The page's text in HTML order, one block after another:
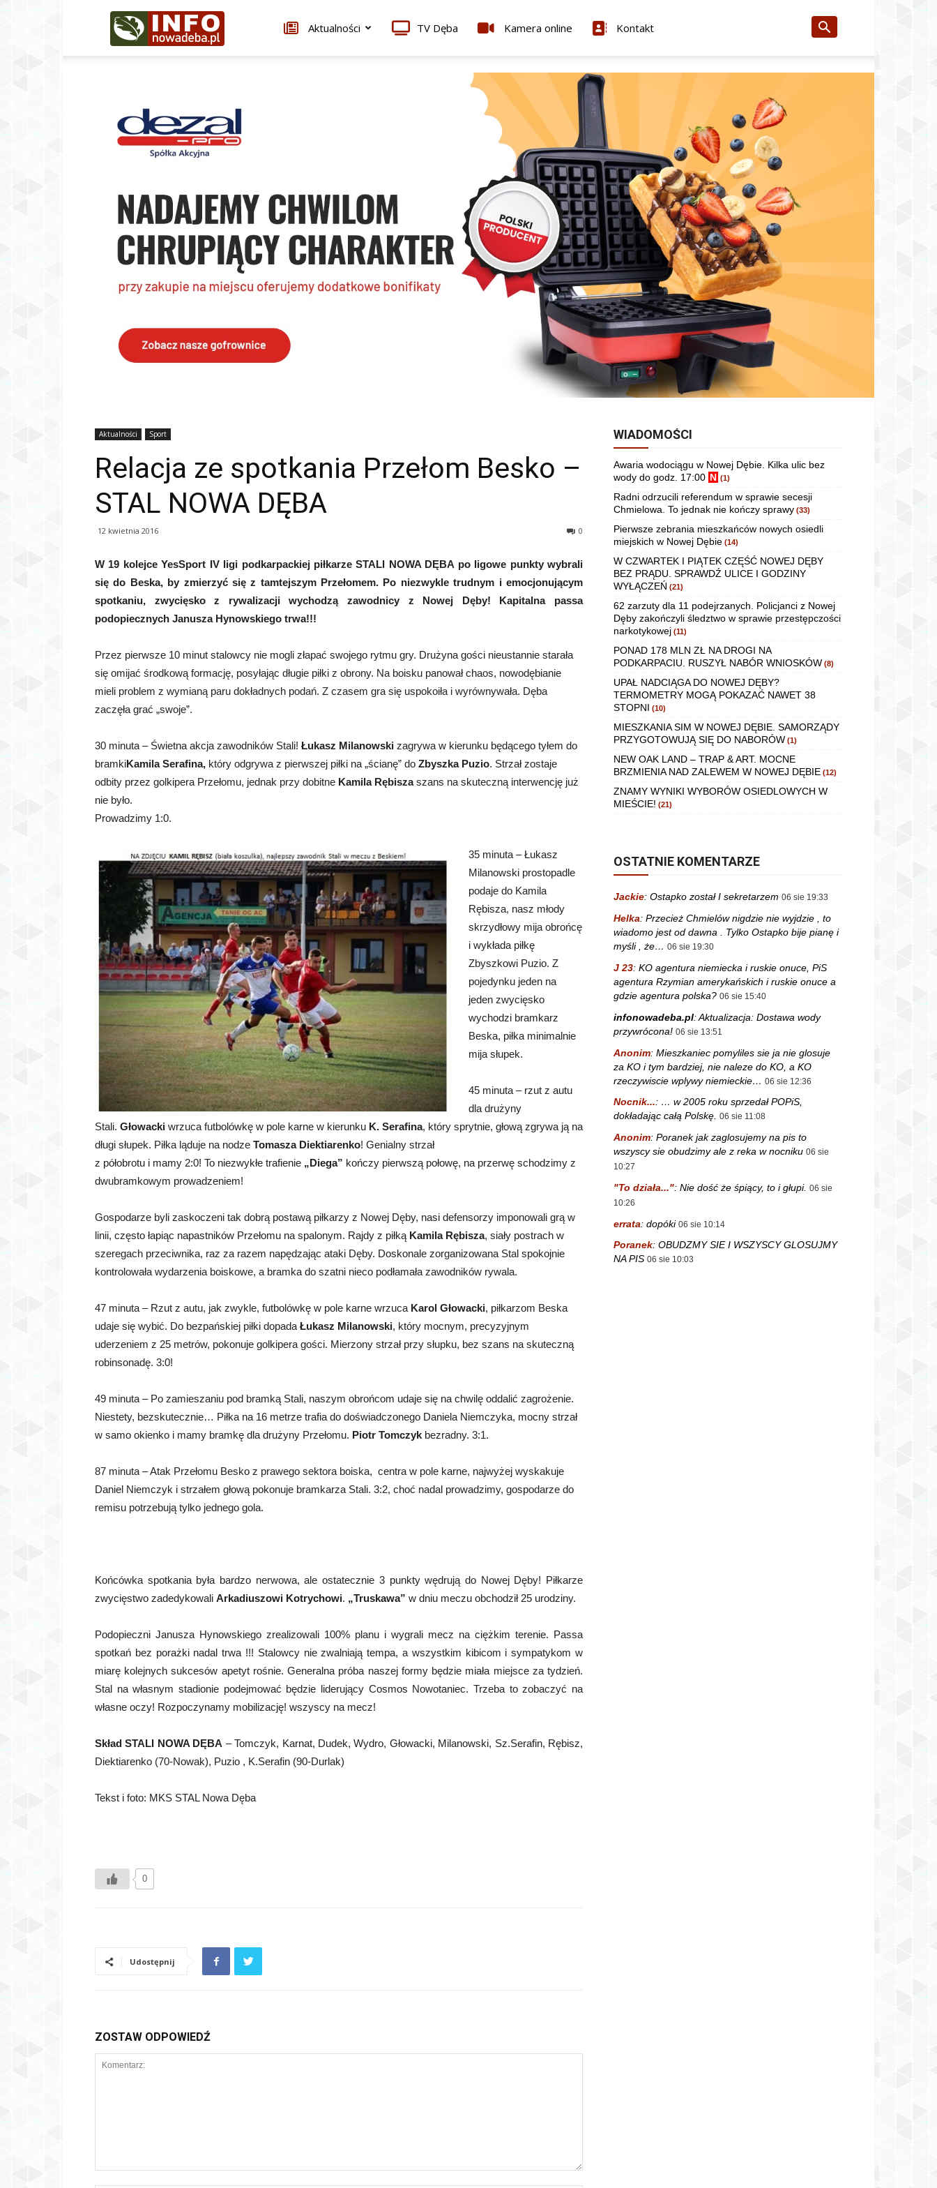
Infonowadeba.pl Aktualności TV Dęba Kamera online Kontakt
Aktualności Sport
Relacja ze spotkania Przełom Besko –
STAL NOWA DĘBA
12 kwietnia 2016 0
W 19 kolejce YesSport IV ligi podkarpackiej piłkarze STALI NOWA DĘBA po ligowe punkty wybrali
się do Beska, by zmierzyć się z tamtejszym Przełomem. Po niezwykle trudnym i emocjonującym
spotkaniu, zwycięsko z rywalizacji wychodzą zawodnicy z Nowej Dęby! Kapitalna passa
podopiecznych Janusza Hynowskiego trwa!!!
Przez pierwsze 10 minut stalowcy nie mogli złapać swojego rytmu gry. Drużyna gości nieustannie starała
się omijać środkową formację, posyłając długie piłki z obrony. Na boisku panował chaos, nowodębianie
mieli problem z wymianą paru dokładnych podań. Z czasem gra się uspokoiła i wyrównywała. Dęba
zaczęła grać „swoje”.
30 minuta – Świetna akcja zawodników Stali! Łukasz Milanowski zagrywa w kierunku będącego tyłem do
bramkiKamila Serafina, który odgrywa z pierwszej piłki na „ścianę” do Zbyszka Puzio. Strzał zostaje
odbity przez golkipera Przełomu, jednak przy dobitne Kamila Rębiszaszans na skuteczną interwencję już
nie było.
Prowadzimy 1:0.
35 minuta – Łukasz
Milanowski prostopadle
podaje do Kamila
Rębisza, nasz młody
skrzydłowy mija obrońcę
i wykłada piłkę
Zbyszkowi Puzio. Z
pojedynku jeden na
jeden zwycięsko
wychodzi bramkarz
Beska, piłka minimalnie
mija słupek.
45 minuta – rzut z autu
dla drużyny
Stali. Głowacki wrzuca futbolówkę w pole karne w kierunku K. Serafina, który sprytnie, głową zgrywa ją na
długi słupek. Piłka ląduje na nodze Tomasza Diektiarenko! Genialny strzał
z półobrotu i mamy 2:0! To niezwykłe trafienie „Diega” kończy pierwszą połowę, na przerwę schodzimy z
dwubramkowym prowadzeniem!
Gospodarze byli zaskoczeni tak dobrą postawą piłkarzy z Nowej Dęby, nasi defensorzy imponowali grą w
linii, często łapiąc napastników Przełomu na spalonym. Rajdy z piłką Kamila Rębisza, siały postrach w
szeregach przeciwnika, raz za razem napędzając ataki Dęby. Doskonale zorganizowana Stal spokojnie
kontrolowała wydarzenia boiskowe, a bramka do szatni nieco podłamała zawodników rywala.
47 minuta – Rzut z autu, jak zwykle, futbolówkę w pole karne wrzuca Karol Głowacki, piłkarzom Beska
udaje się wybić. Do bezpańskiej piłki dopada Łukasz Milanowski, który mocnym, precyzyjnym
uderzeniem z 25 metrów, pokonuje golkipera gości. Mierzony strzał przy słupku, bez szans na skuteczną
robinsonadę. 3:0!
49 minuta – Po zamieszaniu pod bramką Stali, naszym obrońcom udaje się na chwilę oddalić zagrożenie.
Niestety, bezskutecznie… Piłka na 16 metrze trafia do doświadczonego Daniela Niemczyka, mocny strzał
w samo okienko i mamy bramkę dla drużyny Przełomu. Piotr Tomczyk bezradny. 3:1.
87 minuta – Atak Przełomu Besko z prawego sektora boiska, centra w pole karne, najwyżej wyskakuje
Daniel Niemczyk i strzałem głową pokonuje bramkarza Stali. 3:2, choć nadal prowadzimy, gospodarze do
remisu potrzebują tylko jednego gola.
Końcówka spotkania była bardzo nerwowa, ale ostatecznie 3 punkty wędrują do Nowej Dęby! Piłkarze
zwycięstwo zadedykowali Arkadiuszowi Kotrychowi. „Truskawa” w dniu meczu obchodził 25 urodziny.
Podopieczni Janusza Hynowskiego zrealizowali 100% planu i wygrali mecz na ciężkim terenie. Passa
spotkań bez porażki nadal trwa !!! Stalowcy nie zwalniają tempa, a wszystkim kibicom i sympatykom w
miarę kolejnych sukcesów apetyt rośnie. Generalna próba naszej formy będzie miała miejsce za tydzień.
Stal na własnym stadionie podejmować będzie liderujący Cosmos Nowotaniec. Trzeba to zobaczyć na
własne oczy! Rozpoczynamy mobilizację! wszyscy na mecz!
Skład STALI NOWA DĘBA – Tomczyk, Karnat, Dudek, Wydro, Głowacki, Milanowski, Sz.Serafin, Rębisz,
Diektiarenko (70-Nowak), Puzio , K.Serafin (90-Durlak)
Tekst i foto: MKS STAL Nowa Dęba
0
Udostępnij
ZOSTAW ODPOWIEDŹ
WIADOMOŚCI
Awaria wodociągu w Nowej Dębie. Kilka ulic bez
wody do godz. 17:00 N (1)
Radni odrzucili referendum w sprawie secesji
Chmielowa. To jednak nie kończy sprawy (33)
Pierwsze zebrania mieszkańców nowych osiedli
miejskich w Nowej Dębie (14)
W CZWARTEK I PIĄTEK CZĘŚĆ NOWEJ DĘBY
BEZ PRĄDU. SPRAWDŹ ULICE I GODZINY
WYŁĄCZEŃ (21)
62 zarzuty dla 11 podejrzanych. Policjanci z Nowej
Dęby zakończyli śledztwo w sprawie przestępczości
narkotykowej (11)
PONAD 178 MLN ZŁ NA DROGI NA
PODKARPACIU. RUSZYŁ NABÓR WNIOSKÓW (8)
UPAŁ NADCIĄGA DO NOWEJ DĘBY?
TERMOMETRY MOGĄ POKAZAĆ NAWET 38
STOPNI (10)
MIESZKANIA SIM W NOWEJ DĘBIE. SAMORZĄDY
PRZYGOTOWUJĄ SIĘ DO NABORÓW (1)
NEW OAK LAND – TRAP & ART. MOCNE
BRZMIENIA NAD ZALEWEM W NOWEJ DĘBIE (12)
ZNAMY WYNIKI WYBORÓW OSIEDLOWYCH W
MIEŚCIE! (21)
OSTATNIE KOMENTARZE
Jackie: Ostapko został I sekretarzem 06 sie 19:33
Helka: Przecież Chmielów nigdzie nie wyjdzie , to
wiadomo jest od dawna . Tylko Ostapko bije pianę i
myśli , że… 06 sie 19:30
J 23: KO agentura niemiecka i ruskie onuce, PiS
agentura Rzymian amerykańskich i ruskie onuce a
gdzie agentura polska? 06 sie 15:40
infonowadeba.pl:Aktualizacja: Dostawa wody
przywrócona! 06 sie 13:51
Anonim: Mieszkaniec pomyliles sie ja nie glosuje
za KO i tym bardziej, nie naleze do KO, a KO
rzeczywiscie wplywy niemieckie… 06 sie 12:36
Nocnik...: … w 2005 roku sprzedał POPiS,
dokładając całą Polskę. 06 sie 11:08
Anonim: Poranek jak zaglosujemy na pis to
wszyscy sie obudzimy ale z reka w nocniku 06 sie
10:27
"To działa...": Nie dość że śpiący, to i głupi. 06 sie
10:26
errata: dopóki 06 sie 10:14
Poranek: OBUDZMY SIE I WSZYSCY GLOSUJMY
NA PIS 06 sie 10:03